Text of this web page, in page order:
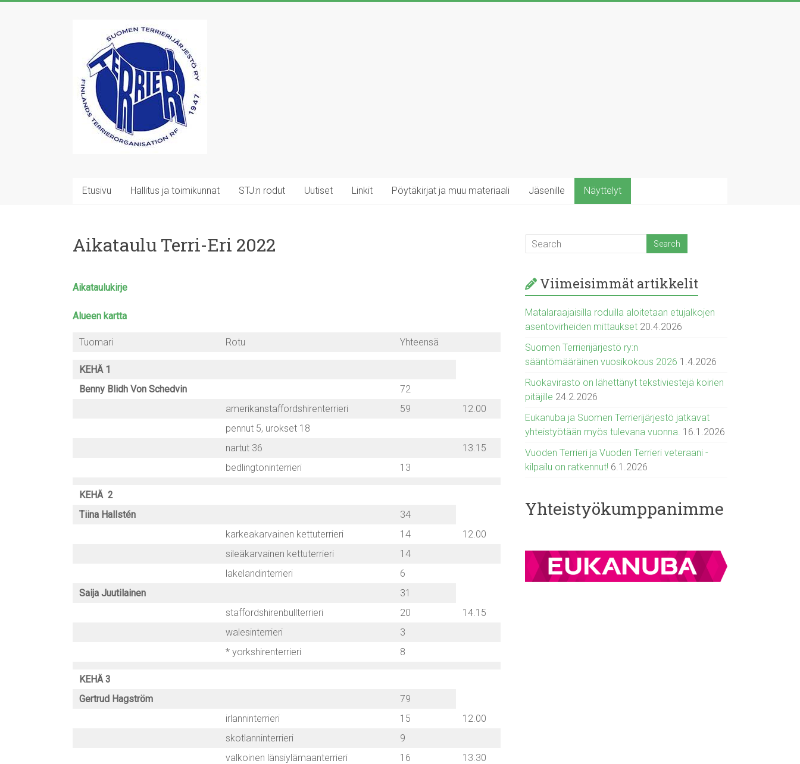
Suomen
Terrierijärjestö
ry
23
terrierirodun
rotujärjestö
Etusivu Hallitus ja toimikunnat STJ:n rodut Uutiset Linkit Pöytäkirjat ja muu materiaali Jäsenille Näyttelyt
Aikataulu Terri-Eri 2022
Aikataulukirje
Alueen kartta
Tuomari Rotu Yhteensä
KEHÄ 1
Benny Blidh Von Schedvin
72
amerikanstaffordshirenterrieri
59
12.00
pennut 5, urokset 18
nartut 36
13.15
bedlingtoninterrieri
13
KEHÄ 2
Tiina Hallstén
34
karkeakarvainen kettuterrieri
14
12.00
sileäkarvainen kettuterrieri
14
lakelandinterrieri
6
Saija Juutilainen
31
staffordshirenbullterrieri
20
14.15
walesinterrieri
3
* yorkshirenterrieri
8
KEHÄ 3
Gertrud Hagström
79
irlanninterrieri
15
12.00
skotlanninterrieri
9
valkoinen länsiylämaanterrieri
16
13.30
Viimeisimmät artikkelit
Matalaraajaisilla roduilla aloitetaan etujalkojen
asentovirheiden mittaukset 20.4.2026
Suomen Terrierijärjestö ry:n
sääntömääräinen vuosikokous 2026 1.4.2026
Ruokavirasto on lähettänyt tekstiviestejä koirien
pitäjille 24.2.2026
Eukanuba ja Suomen Terrierijärjestö jatkavat
yhteistyötään myös tulevana vuonna. 16.1.2026
Vuoden Terrieri ja Vuoden Terrieri veteraani -
kilpailu on ratkennut! 6.1.2026
Yhteistyökumppanimme